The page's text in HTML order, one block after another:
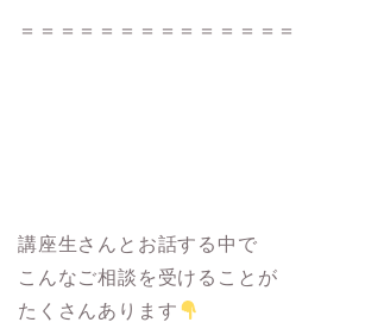
＝＝＝＝＝＝＝＝＝＝＝＝＝＝
講座生さんとお話する中で
こんなご相談を受けることが
たくさんあります